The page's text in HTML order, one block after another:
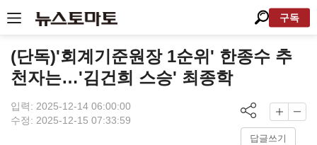
구독
(단독)'회계기준원장 1순위' 한종수 추
천자는…'김건희 스승' 최종학
입력: 2025-12-14 06:00:00
수정: 2025-12-15 07:33:59
답글쓰기